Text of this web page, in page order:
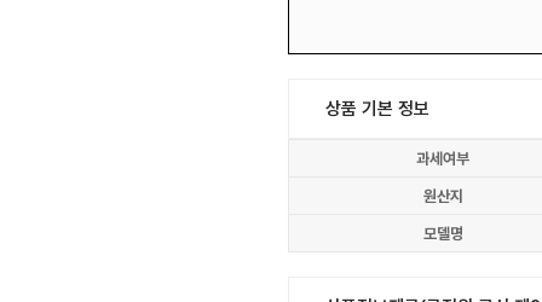
상품 기본 정보
과세여부
원산지
모델명